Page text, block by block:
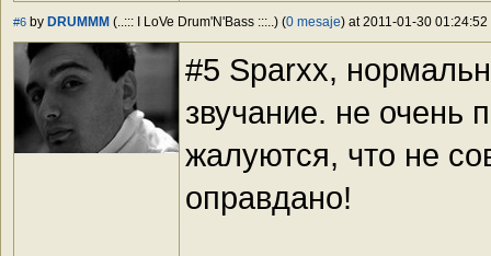
#6 by DRUMMM (..::: I LoVe Drum'N'Bass :::..) (0 mesaje) at 2011-01-30
#5 Sparxx,
звучание. не очень
жалуются, что не
оправдано!